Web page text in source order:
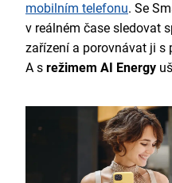
mobilním telefonu. Se
v reálném čase sledovat
zařízení a porovnávat ji s
A s režimem AI Energy